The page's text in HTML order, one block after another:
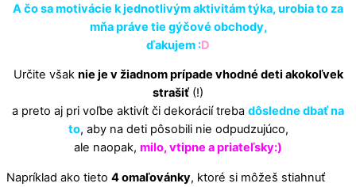
A čo sa motivácie k jednotlivým aktivitám týka, urobia to za
mňa práve tie gýčové obchody,
ďakujem :D
Určite však nie je v žiadnom prípade vhodné deti akokoľvek
strašiť (!)
a preto aj pri voľbe aktivít či dekorácií treba dôsledne dbať na
to, aby na deti pôsobili nie odpudzujúco,
ale naopak, milo, vtipne a priateľsky:)
Napríklad ako tieto 4 omaľovánky, ktoré si môžeš stiahnuť